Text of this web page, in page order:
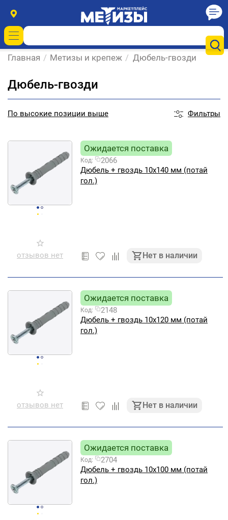
Главная / Метизы и крепеж / Дюбель-гвозди
Дюбель-гвозди
По высокие позиции выше Фильтры
отзывов нет
Ожидается поставка
Код:
2066
Дюбель + гвоздь 10х140 мм (потай
гол.)
Нет в наличии
отзывов нет
Ожидается поставка
Код:
2148
Дюбель + гвоздь 10х120 мм (потай
гол.)
Нет в наличии
Ожидается поставка
Код:
2704
Дюбель + гвоздь 10х100 мм (потай
гол.)